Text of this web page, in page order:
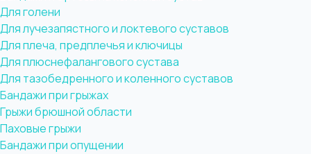
Для голени
Для лучезапястного и локтевого суставов
Для плеча, предплечья и ключицы
Для плюснефалангового сустава
Для тазобедренного и коленного суставов
Бандажи при грыжах
Грыжи брюшной области
Паховые грыжи
Бандажи при опущении